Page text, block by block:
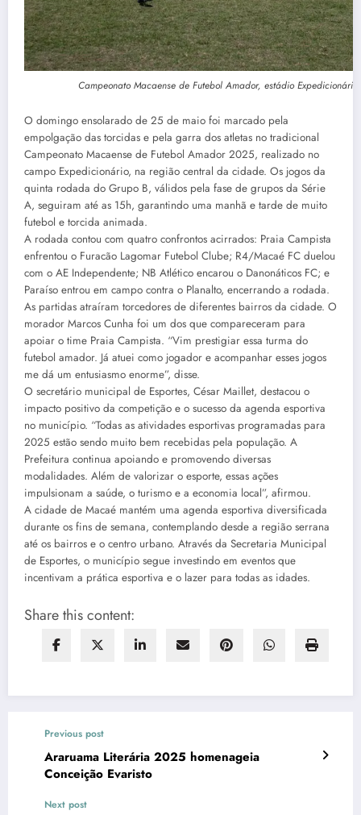
Campeonato Macaense de Futebol Amador, estádio
O domingo ensolarado de 25 de maio foi marcado pela
empolgação das torcidas e pela garra dos atletas no tradicional
Campeonato Macaense de Futebol Amador 2025, realizado no
campo Expedicionário, na região central da cidade. Os jogos da
quinta rodada do Grupo B, válidos pela fase de grupos da Série
A, seguiram até as 15h, garantindo uma manhã e tarde de muito
futebol e torcida animada.
A rodada contou com quatro confrontos acirrados: Praia Campista
enfrentou o Furacão Lagomar Futebol Clube; R4/Macaé FC duelou
com o AE Independente; NB Atlético encarou o Danonáticos FC; e
Paraíso entrou em campo contra o Planalto, encerrando a rodada.
As partidas atraíram torcedores de diferentes bairros da cidade. O
morador Marcos Cunha foi um dos que compareceram para
apoiar o time Praia Campista. “Vim prestigiar essa turma do
futebol amador. Já atuei como jogador e acompanhar esses jogos
me dá um entusiasmo enorme”, disse.
O secretário municipal de Esportes, César Maillet, destacou o
impacto positivo da competição e o sucesso da agenda esportiva
no município. “Todas as atividades esportivas programadas para
2025 estão sendo muito bem recebidas pela população. A
Prefeitura continua apoiando e promovendo diversas
modalidades. Além de valorizar o esporte, essas ações
impulsionam a saúde, o turismo e a economia local”, afirmou.
A cidade de Macaé mantém uma agenda esportiva diversificada
durante os fins de semana, contemplando desde a região serrana
até os bairros e o centro urbano. Através da Secretaria Municipal
de Esportes, o município segue investindo em eventos que
incentivam a prática esportiva e o lazer para todas as idades.
Share this content:
Previous post
Araruama Literária 2025 homenageia
Conceição Evaristo
Next post